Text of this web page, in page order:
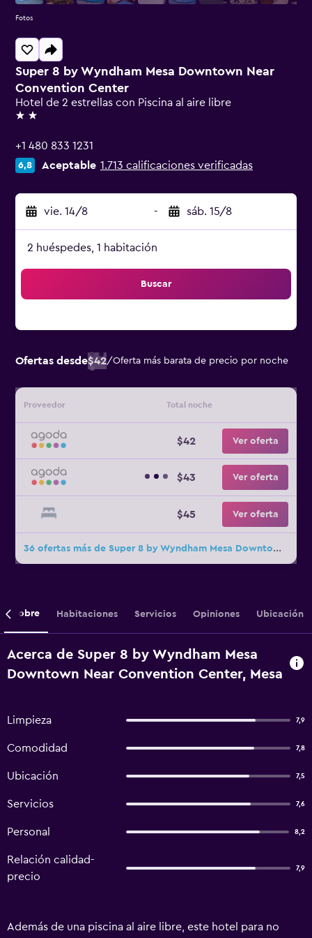
Super 8 by Wyndham Mesa Downtown Near
Convention Center
Hotel de 2 estrellas con Piscina al aire libre
2 estrellas
+1 480 833 1231
6,8 Aceptable 1.713 calificaciones verificadas
vie. 14/8 - sáb. 15/8
2 huéspedes, 1 habitación
Buscar
Ofertas desde$42/Oferta más barata de precio por noche
Proveedor Total noche
$42 Ver oferta
$43 Ver oferta
$45 Ver oferta
36 ofertas más de Super 8 by Wyndham Mesa Downtown Near Convention Center
Fotos
Sobre Habitaciones Servicios Opiniones Ubicación
Acerca de Super 8 by Wyndham Mesa
Downtown Near Convention Center, Mesa
Limpieza 7,9
Comodidad 7,8
Ubicación 7,5
Servicios 7,6
Personal 8,2
Relación calidad-
precio
7,9
Además de una piscina al aire libre, este hotel para no